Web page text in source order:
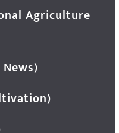
Agriculture
News)